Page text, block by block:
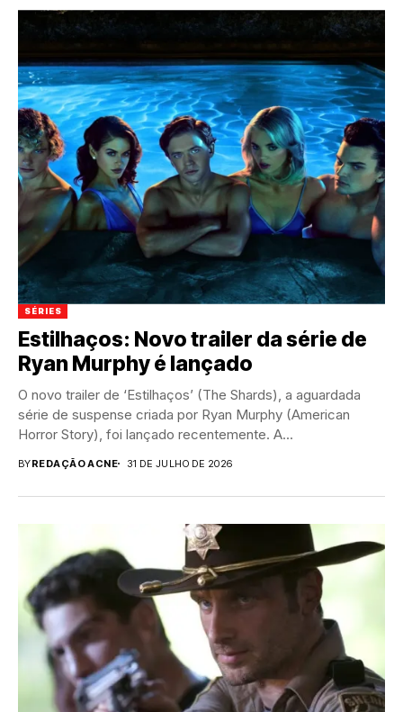
SÉRIES
Estilhaços: Novo trailer da série de
Ryan Murphy é lançado
O novo trailer de ‘Estilhaços’ (The Shards), a aguardada
série de suspense criada por Ryan Murphy (American
Horror Story), foi lançado recentemente. A...
BYREDAÇÃO ACNE 31 DE JULHO DE 2026